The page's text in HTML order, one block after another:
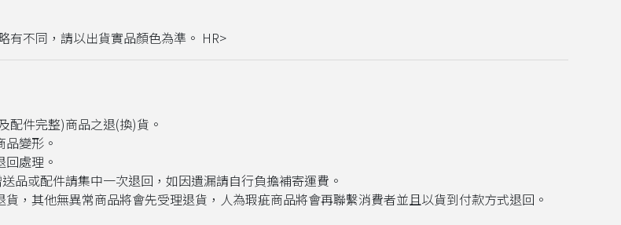
有不同，請以出貨實品顏色為準。 HR>
配件完整)商品之退(換)貨 。
品變形 。
回處理 。
送品或配件請集中一次退回，如因遺漏請自行負擔補寄運費 。
，其他無異常商品將會先受理退貨，人為瑕疵商品將會再聯繫消費者並且以貨到付款方式退回。